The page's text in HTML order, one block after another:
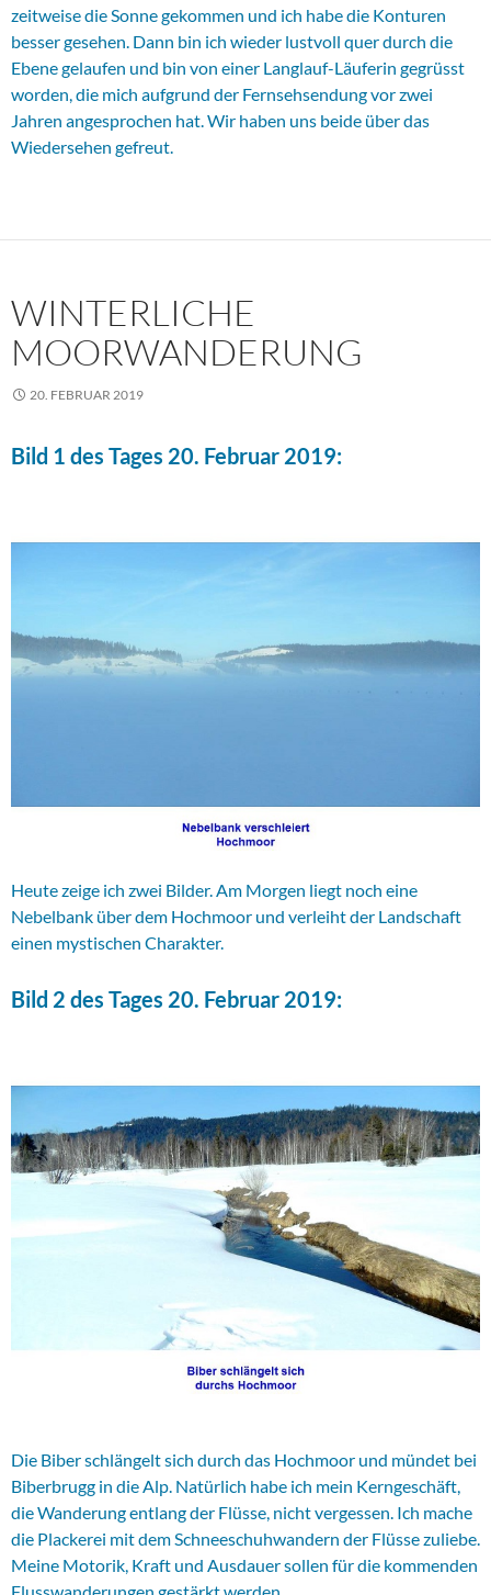
zeitweise die Sonne gekommen und ich habe die Konturen
besser gesehen. Dann bin ich wieder lustvoll quer durch die
Ebene gelaufen und bin von einer Langlauf-Läuferin gegrüsst
worden, die mich aufgrund der Fernsehsendung vor zwei
Jahren angesprochen hat. Wir haben uns beide über das
Wiedersehen gefreut.
WINTERLICHE
MOORWANDERUNG
20. FEBRUAR 2019
Bild 1 des Tages 20. Februar 2019:
Heute zeige ich zwei Bilder. Am Morgen liegt noch eine
Nebelbank über dem Hochmoor und verleiht der Landschaft
einen mystischen Charakter.
Bild 2 des Tages 20. Februar 2019:
Die Biber schlängelt sich durch das Hochmoor und mündet bei
Biberbrugg in die Alp. Natürlich habe ich mein Kerngeschäft,
die Wanderung entlang der Flüsse, nicht vergessen. Ich mache
die Plackerei mit dem Schneeschuhwandern der Flüsse zuliebe.
Meine Motorik, Kraft und Ausdauer sollen für die kommenden